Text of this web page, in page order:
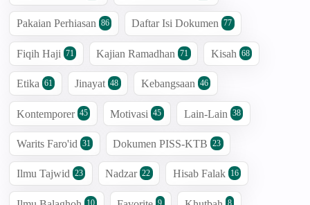
Pakaian Perhiasan 86 Daftar Isi Dokumen 77
Fiqih Haji 71 Kajian Ramadhan 71 Kisah 68
Etika 61 Jinayat 48 Kebangsaan 46
Kontemporer 45 Motivasi 45 Lain-Lain 38
Warits Faro'id 31 Dokumen PISS-KTB 23
Ilmu Tajwid 23 Nadzar 22 Hisab Falak 16